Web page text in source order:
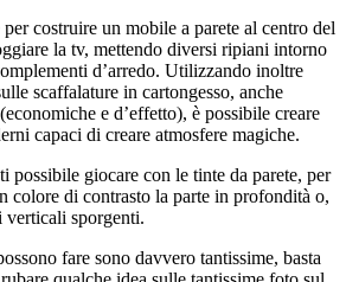
costruire un mobile a parete al centro del
la tv, mettendo diversi ripiani intorno
d’arredo. Utilizzando inoltre
scaffalature in cartongesso, anche
e d’effetto), è possibile creare
capaci di creare atmosfere magiche.
possibile giocare con le tinte da parete, per
colore di contrasto la parte in profondità o,
sporgenti.
fare sono davvero tantissime, basta